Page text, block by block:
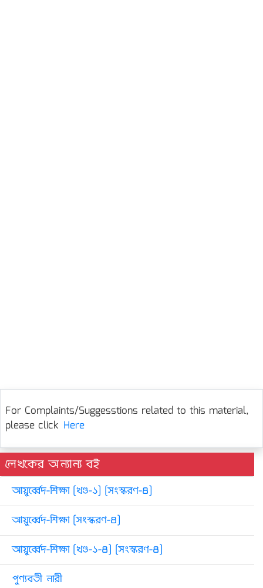
For Complaints/Suggesstions related to this material,
please click Here
লেখকের অন্যান্য বই
আয়ুর্ব্বেদ-শিক্ষা [খণ্ড-১] [সংস্করণ-৪]
আয়ুর্ব্বেদ-শিক্ষা [সংস্করণ-৪]
আয়ুর্ব্বেদ-শিক্ষা [খণ্ড-১-৪] [সংস্করণ-৪]
পুণ্যবতী নারী